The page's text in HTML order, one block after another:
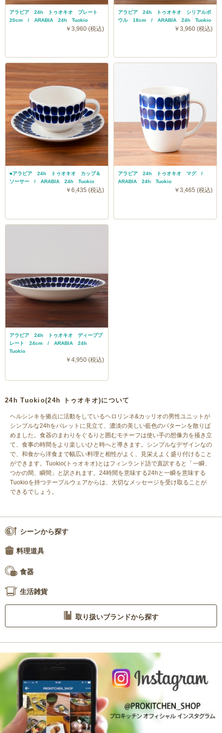
アラビア 24h トゥオキオ プレート
20cm / ARABIA 24h Tuokio
￥3,960 (税込)
アラビア 24h トゥオキオ シリアルボ
ウル 18cm / ARABIA 24h Tuokio
￥3,960 (税込)
■アラビア 24h トゥオキオ カップ＆
ソーサー / ARABIA 24h Tuokio
￥6,435 (税込)
アラビア 24h トゥオキオ マグ /
ARABIA 24h Tuokio
￥3,465 (税込)
アラビア 24h トゥオキオ ディーププ
レート 24cm / ARABIA 24h
Tuokio
￥4,950 (税込)
24h Tuokio(24h トゥオキオ)について
ヘルシンキを拠点に活動をしているヘロリンネ&カッリオの男性ユニットが
シンプルな24hをパレットに見立て、濃淡の美しい藍色のパターンを散りば
めました。食器のまわりをぐるりと囲むモチーフは使い手の想像力を掻き立
て、食事の時間をより楽しいひと時へと導きます。シンプルなデザインなの
で、和食から洋食まで幅広い料理と相性がよく、見栄えよく盛り付けること
ができます。Tuokio(トゥオキオ)とはフィンランド語で直訳すると「一瞬、
つかの間、瞬間」と訳されます。24時間を意味する24hと一瞬を意味する
Tuokioを持つテーブルウェアからは、大切なメッセージを受け取ることが
できるでしょう。
シーンから探す
料理道具
食器
生活雑貨
取り扱いブランドから探す